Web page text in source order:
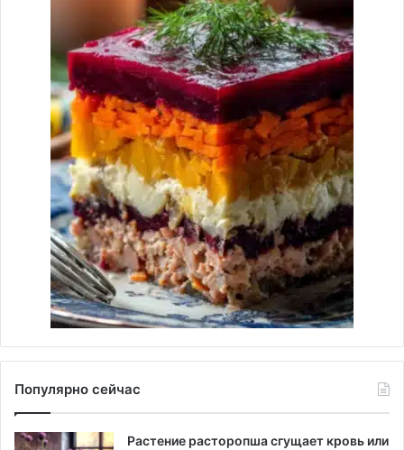
Популярно сейчас
Растение расторопша сгущает кровь или